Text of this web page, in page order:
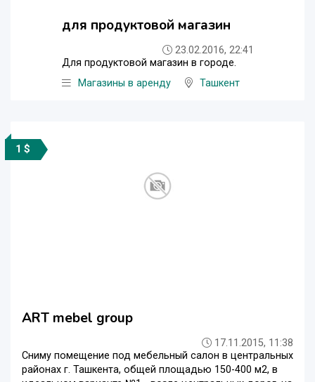
для продуктовой магазин
23.02.2016, 22:41
Для продуктовой магазин в городе.
Магазины в аренду
Ташкент
1 $
ART mebel group
17.11.2015, 11:38
Сниму помещение под мебельный салон в центральных
районах г. Ташкента, общей площадью 150-400 м2, в